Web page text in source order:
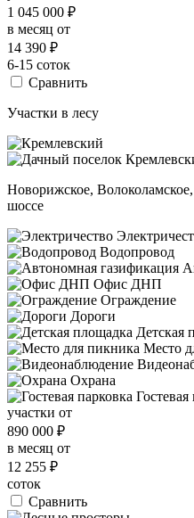
1 045 000 ₽
в месяц от
14 390 ₽
6-15 соток
Сравнить
Участки в лесу
Новорижское,
шоссе
Водопровод
Офис ДНП
Ограждение
Дороги
Детская
Место
Охрана
Гостевая
участки от
890 000 ₽
в месяц от
12 255 ₽
соток
Сравнить